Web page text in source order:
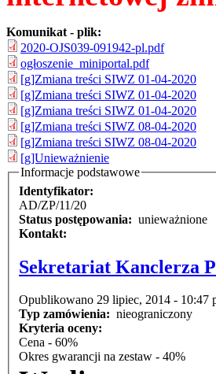
Komunikat - plik:
2020-OJS039-091942-pl.pdf
ogłoszenie_miniportal.pdf
[g]Zmiana treści SIWZ 01-04-2020
[g]Zmiana treści SIWZ 01-04-2020
[g]Zmiana treści SIWZ 01-04-2020
[g]Zmiana treści SIWZ 08-04-2020
[g]Zmiana treści SIWZ 08-04-2020
[g]Unieważnienie
Informacje podstawowe
Identyfikator:
AD/ZP/11/20
Status postępowania: unieważnione
Kontakt:
Sekretariat Kanclerza
Opublikowano 29 lipiec, 2014 - 10:47
Typ zamówienia: nieograniczony
Kryteria oceny:
Cena - 60%
Okres gwarancji na zestaw - 40%